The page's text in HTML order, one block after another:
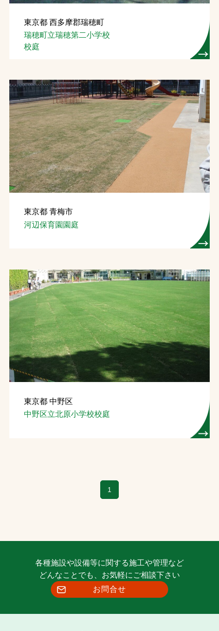
東京都 西多摩郡瑞穂町
瑞穂町立瑞穂第二小学校
校庭
東京都 青梅市
河辺保育園園庭
東京都 中野区
中野区立北原小学校校庭
1
各種施設や設備等に関する施工や管理など
どんなことでも、お気軽にご相談下さい
お問合せ